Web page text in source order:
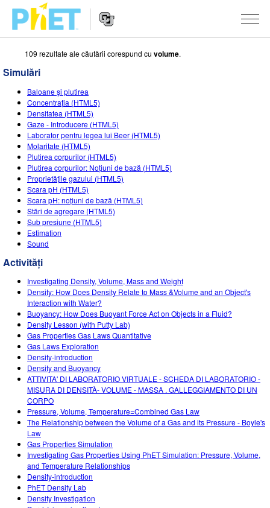
Căutați
site-
ul
PhET
principală
website-
SIMULĂRI
Toate simulările
Fizică
Matematică și Statistică
Chimie
Științele Pământului și ale Spațiului
Biologie
Simulări traduse
Customizable Sims
STUDIO
About Studio
Customizable Sims
Start a Free Trial
Purchase a License
DESPRE PREDARE
Activități
Contribuiți cu o activitate
Ghid privind contribuția la activități
Workshopuri virtuale
Professional Learning with PhET
Teaching with PhET
CERCETARE
INIȚIATIVE
Design incluziv
PhET Global
DEIA în Educația STEM
SceneryStack OSE
Impact Report
AUTENTIFICARE / ÎNREGISTRARE
AUTENTIFICARE / ÎNREGISTRARE
109 rezultate ale căutării corespund cu volume.
Simulări
Baloane şi plutirea
Concentrația (HTML5)
Densitatea (HTML5)
Gaze - Introducere (HTML5)
Laborator pentru legea lui Beer (HTML5)
Molaritate (HTML5)
Plutirea corpurilor (HTML5)
Plutirea corpurilor: Noțiuni de bază (HTML5)
Proprietățile gazului (HTML5)
Scara pH (HTML5)
Scara pH: noțiuni de bază (HTML5)
Stări de agregare (HTML5)
Sub presiune (HTML5)
Estimation
Sound
Activități
Investigating Density, Volume, Mass and Weight
Density: How Does Density Relate to Mass &Volume and an Object's
Interaction with Water?
Buoyancy: How Does Buoyant Force Act on Objects in a Fluid?
Density Lesson (with Putty Lab)
Gas Properties Gas Laws Quantitative
Gas Laws Exploration
Density-introduction
Density and Buoyancy
ATTIVITA' DI LABORATORIO VIRTUALE - SCHEDA DI LABORATORIO -
MISURA DI DENSITÀ- VOLUME - MASSA . GALLEGGIAMENTO DI UN
CORPO
Pressure, Volume, Temperature=Combined Gas Law
The Relationship between the Volume of a Gas and its Pressure - Boyle's
Law
Gas Properties Simulation
Investigating Gas Properties Using PhET Simulation: Pressure, Volume,
and Temperature Relationships
Density-introduction
PhET Density Lab
Density Investigation